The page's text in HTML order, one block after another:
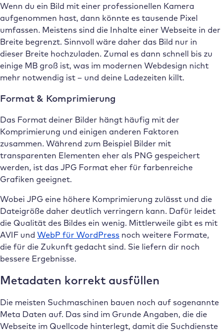
Wenn du ein Bild mit einer professionellen Kamera
aufgenommen hast, dann könnte es tausende Pixel
umfassen. Meistens sind die Inhalte einer Webseite in der
Breite begrenzt. Sinnvoll wäre daher das Bild nur in
dieser Breite hochzuladen. Zumal es dann schnell bis zu
einige MB groß ist, was im modernen Webdesign nicht
mehr notwendig ist – und deine Ladezeiten killt.
Format & Komprimierung
Das Format deiner Bilder hängt häufig mit der
Komprimierung und einigen anderen Faktoren
zusammen. Während zum Beispiel Bilder mit
transparenten Elementen eher als PNG gespeichert
werden, ist das JPG Format eher für farbenreiche
Grafiken geeignet.
Wobei JPG eine höhere Komprimierung zulässt und die
Dateigröße daher deutlich verringern kann. Dafür leidet
die Qualität des Bildes ein wenig. Mittlerweile gibt es mit
AVIF und WebP für WordPress noch weitere Formate,
die für die Zukunft gedacht sind. Sie liefern dir noch
bessere Ergebnisse.
Metadaten korrekt ausfüllen
Die meisten Suchmaschinen bauen noch auf sogenannte
Meta Daten auf. Das sind im Grunde Angaben, die die
Webseite im Quellcode hinterlegt, damit die Suchdienste